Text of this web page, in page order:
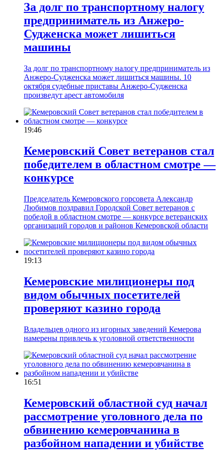
За долг по транспортному налогу
предприниматель из Анжеро-
Судженска может лишиться
машины
За долг по транспортному налогу предприниматель из
Анжеро-Судженска может лишиться машины. 10
октября судебные приставы Анжеро-Судженска
произведут арест автомобиля
19:46
Кемеровский Cовет ветеранов стал
победителем в областном смотре —
конкурсе
Председатель Кемеровского горсовета Александр
Любимов поздравил Городской Совет ветеранов с
победой в областном смотре — конкурсе ветеранских
организаций городов и районов Кемеровской области
19:13
Кемеровские милиционеры под
видом обычных посетителей
проверяют казино города
Владельцев одного из игорных заведений Кемерова
намерены привлечь к уголовной ответственности
16:51
Кемеровский областной суд начал
рассмотрение уголовного дела по
обвинению кемеровчанина в
разбойном нападении и убийстве